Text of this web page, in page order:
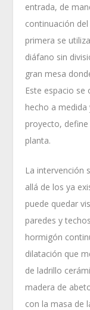
entrada, de
continuación
primera se
diáfano sin
gran mesa
Este espacio se
hecho a
proyecto,
planta.
La intervención
allá de los ya
puede quedar
paredes y
hormigón
dilatación que
de ladrillo
madera de
con la masa de